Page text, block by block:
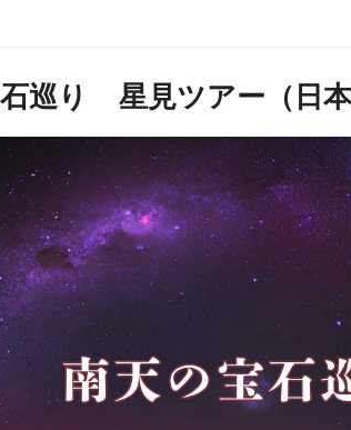
巡り 星見ツアー（日本